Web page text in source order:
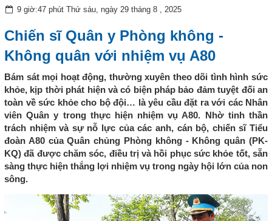
9 giờ:47 phút Thứ sáu, ngày 29 tháng 8 , 2025
Chiến sĩ Quân y Phòng không -
Không quân với nhiệm vụ A80
Bám sát mọi hoạt động, thường xuyên theo dõi tình hình sức
khỏe, kịp thời phát hiện và có biện pháp bảo đảm tuyệt đối an
toàn về sức khỏe cho bộ đội… là yêu cầu đặt ra với các Nhân
viên Quân y trong thực hiện nhiệm vụ A80. Nhờ tinh thần
trách nhiệm và sự nỗ lực của các anh, cán bộ, chiến sĩ Tiểu
đoàn A80 của Quân chủng Phòng không - Không quân (PK-
KQ) đã được chăm sóc, điều trị và hồi phục sức khỏe tốt, sẵn
sàng thực hiện thắng lợi nhiệm vụ trong ngày hội lớn của non
sông.